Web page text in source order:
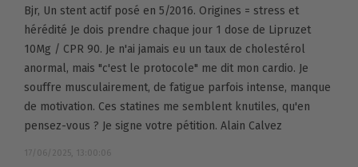
Bjr, Un stent actif posé en 5/2016. Origines = stress et
hérédité Je dois prendre chaque jour 1 dose de Lipruzet
10Mg / CPR 90. Je n'ai jamais eu un taux de cholestérol
anormal, mais "c'est le protocole" me dit mon cardio. Je
souffre musculairement, de fatigue parfois intense, manque
de motivation. Ces statines me semblent knutiles, qu'en
pensez-vous ? Je signe votre pétition. Alain Calvez
17/06/2025, 13:00:06